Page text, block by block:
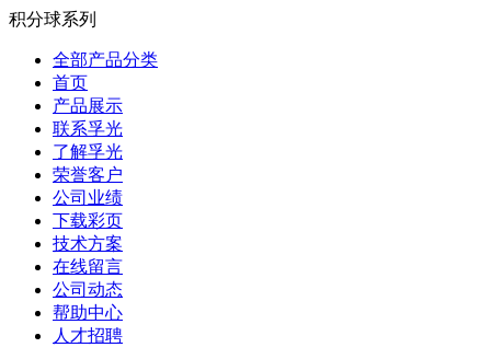
积分球系列
全部产品分类
首页
产品展示
联系孚光
了解孚光
荣誉客户
公司业绩
下载彩页
技术方案
在线留言
公司动态
帮助中心
人才招聘